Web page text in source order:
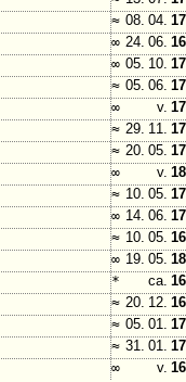
≈ 08. 04.
∞ 24. 06.
∞ 05. 10.
≈ 05. 06.
∞ v.
≈ 29. 11.
≈ 20. 05.
∞ v.
≈ 10. 05.
∞ 14. 06.
≈ 10. 05.
∞ 19. 05.
* ca.
≈ 20. 12.
≈ 05. 01.
≈ 31. 01.
∞ v.